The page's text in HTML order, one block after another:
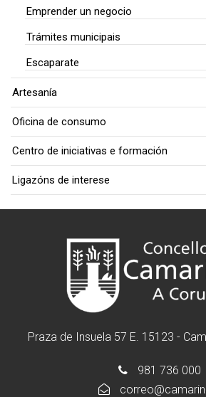
Emprender un negocio
Trámites municipais
Escaparate
Artesanía
Oficina de consumo
Centro de iniciativas e formación
Ligazóns de interese
Praza de Insuela 57 E. 15123 -
981 736 000